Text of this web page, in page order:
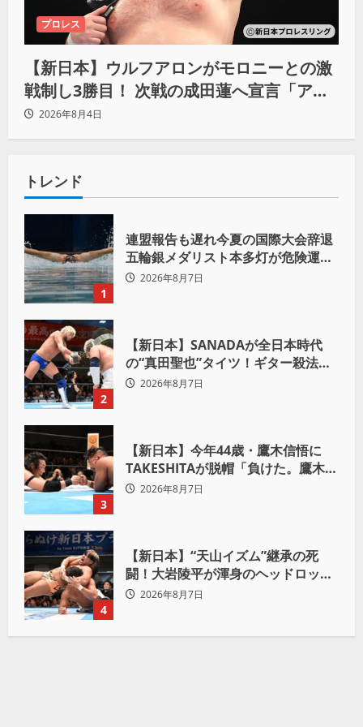
プロレス
【新日本】ウルフアロンがモロニーとの激
戦制し3勝目！ 次戦の成田蓮へ宣言「アイ
ツの王道を俺の王道でぶち壊す」
2026年8月4日
トレンド
1
連盟報告も遅れ今夏の国際大会辞退
五輪銀メダリスト本多灯が危険運転
致傷で起訴
2026年8月7日
2
【新日本】SANADAが全日本時代
の“真田聖也”タイツ！ギター殺法で
Yuto-IceをKO「俺と闘う時は考え
2026年8月7日
3
【新日本】今年44歳・鷹木信悟に
TAKESHITAが脱帽「負けた。鷹木信
悟、強いわ！」
2026年8月7日
4
【新日本】“天山イズム”継承の死
闘！大岩陵平が渾身のヘッドロック
で後藤洋央紀からタップ奪取 執念の
2026年8月7日